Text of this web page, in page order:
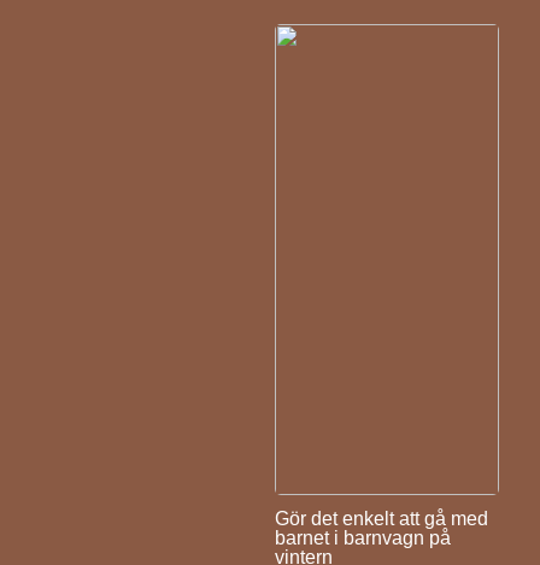
Gör det enkelt att gå med
barnet i barnvagn på
vintern